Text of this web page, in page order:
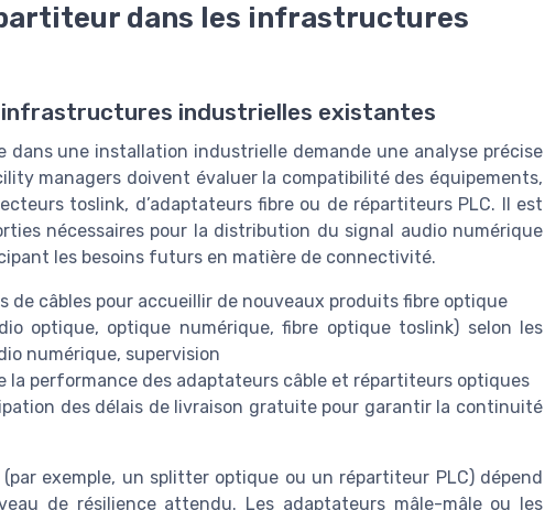
dans les infrastructures
industrielles existantes
dans une installation industrielle demande une analyse précise
managers doivent évaluer la compatibilité des équipements,
toslink, d’adaptateurs fibre ou de répartiteurs PLC. Il est
nécessaires pour la distribution du signal audio numérique
les besoins futurs en matière de connectivité.
de câbles pour accueillir de nouveaux produits fibre optique
optique, optique numérique, fibre optique toslink) selon les
numérique, supervision
la performance des adaptateurs câble et répartiteurs optiques
des délais de livraison gratuite pour garantir la continuité
exemple, un splitter optique ou un répartiteur PLC) dépend
de résilience attendu. Les adaptateurs mâle-mâle ou les